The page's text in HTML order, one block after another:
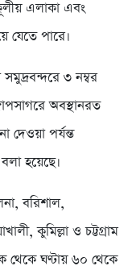
এলাকা এবং
যেতে পারে।
৩ নম্বর
অবস্থানরত
দেওয়া পর্যন্ত
হয়েছে।
বরিশাল,
কুমিল্লা ও চট্টগ্রাম
থেকে ঘণ্টায় ৬০ থেকে